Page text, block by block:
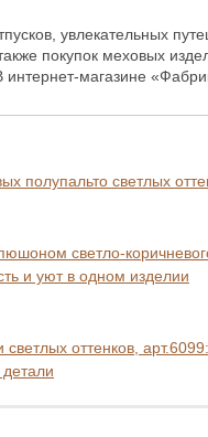
увлекательных
покупок меховых
интернет-магазине
полупальто светлых
светло-
и уют в одном изделии
оттенков,